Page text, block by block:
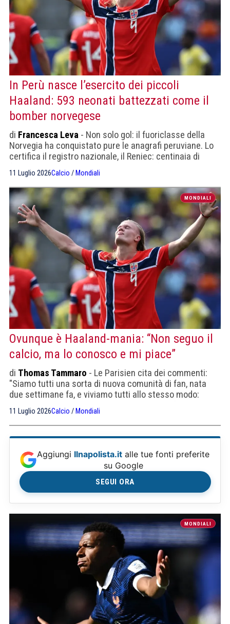
In Perù nasce l’esercito dei piccoli
Haaland: 593 neonati battezzati come il
bomber norvegese
di Francesca Leva - Non solo gol: il fuoriclasse della
Norvegia ha conquistato pure le anagrafi peruviane. Lo
certifica il registro nazionale, il Reniec: centinaia di
famiglie hanno scelto il suo nome per i figli nate durante
il torneo.
11 Luglio 2026Calcio / Mondiali
MONDIALI
Ovunque è Haaland-mania: “Non seguo il
calcio, ma lo conosco e mi piace”
di Thomas Tammaro - Le Parisien cita dei commenti:
"Siamo tutti una sorta di nuova comunità di fan, nata
due settimane fa, e viviamo tutti allo stesso modo:
l’umiltà che sembra avere. È un gigante, sicuro di sé"
11 Luglio 2026Calcio / Mondiali
Aggiungi Ilnapolista.it alle tue fonti preferite
su Google
SEGUI ORA
MONDIALI